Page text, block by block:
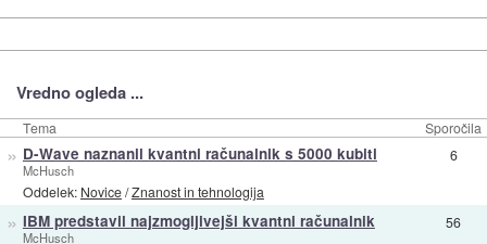
Vredno ogleda ...
Tema Sporočila
» D-Wave naznanil kvantni računalnik s 5000 kubiti
McHusch
Oddelek: Novice/Znanost in tehnologija
6
» IBM predstavil najzmogljivejši kvantni računalnik
McHusch
56